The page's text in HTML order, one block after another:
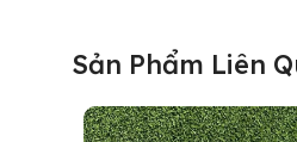
Sản Phẩm Liên